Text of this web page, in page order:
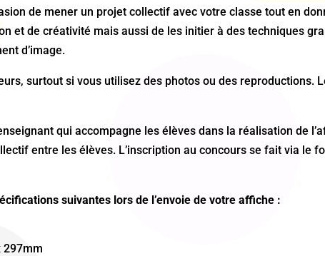
de mener un projet collectif avec votre classe tout en
et de créativité mais aussi de les initier à des techniques
d’image.
surtout si vous utilisez des photos ou des reproductions.
qui accompagne les élèves dans la réalisation de
entre les élèves. L’inscription au concours se fait via le
suivantes lors de l’envoie de votre affiche :
297mm